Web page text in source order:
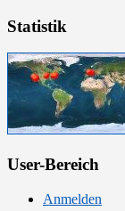
Statistik
User-Bereich
Anmelden